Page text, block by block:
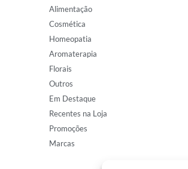
Alimentação
Cosmética
Homeopatia
Aromaterapia
Florais
Outros
Em Destaque
Recentes na Loja
Promoções
Marcas